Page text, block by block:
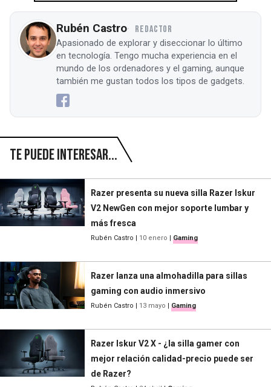
Rubén Castro REDACTOR
Apasionado de explorar y diseccionar lo último
en tecnología. Tengo mucha experiencia en el
mundo de los ordenadores y el gaming, aunque
también me gustan todos los tipos de gadgets.
Te puede interesar...
Razer presenta su nueva silla Razer Iskur
V2 NewGen con mejor soporte lumbar y
más fresca
Rubén Castro | 10 enero | Gaming
Razer lanza una almohadilla para sillas
gaming con audio inmersivo
Rubén Castro | 13 mayo | Gaming
Razer Iskur V2 X - ¿la silla gamer con
mejor relación calidad-precio puede ser
de Razer?